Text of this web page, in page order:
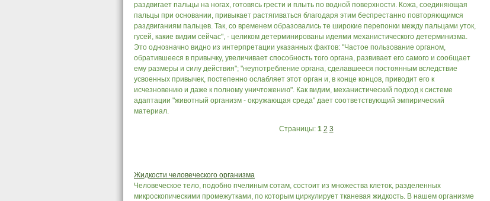
раздвигает пальцы на ногах, готовясь грести и плыть по водной поверхности. Кожа, соединяющая
пальцы при основании, привыкает растягиваться благодаря этим беспрестанно повторяющимся
раздвиганиям пальцев. Так, со временем образовались те широкие перепонки между пальцами уток,
гусей, какие видим сейчас", - целиком детерминированы идеями механистического детерминизма.
Это однозначно видно из интерпретации указанных фактов: "Частое пользование органом,
обратившееся в привычку, увеличивает способность того органа, развивает его самого и сообщает
ему размеры и силу действия"; "неупотребление органа, сделавшееся постоянным вследствие
усвоенных привычек, постепенно ослабляет этот орган и, в конце концов, приводит его к
исчезновению и даже к полному уничтожению". Как видим, механистический подход к системе
адаптации "животный организм - окружающая среда" дает соответствующий эмпирический
материал.
Страницы: 1 2 3
Жидкости человеческого организма
Человеческое тело, подобно пчелиным сотам, состоит из множества клеток, разделенных
микроскопическими промежутками, по которым циркулирует тканевая жидкость. В нашем организме